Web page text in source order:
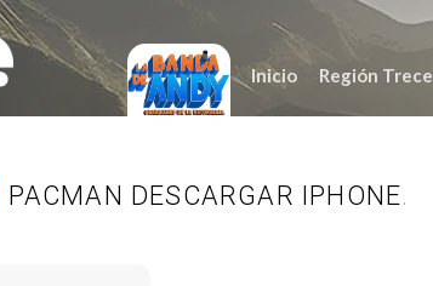
Inicio Región Trece
PACMAN DESCARGAR IPHONE.